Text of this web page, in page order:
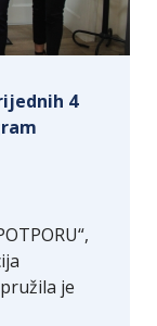
4
je